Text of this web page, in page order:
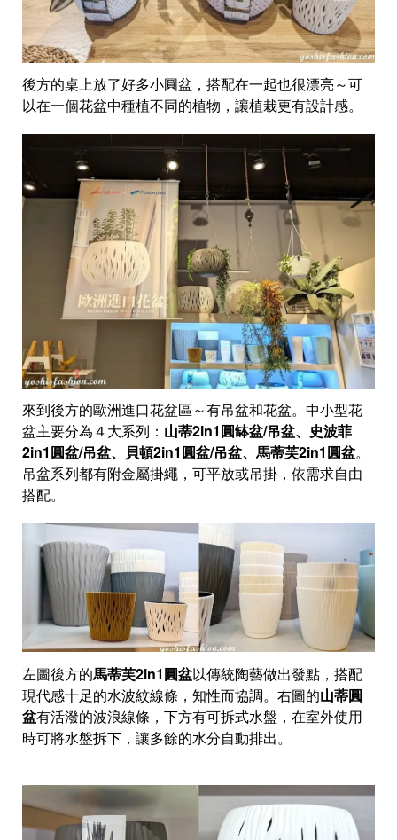
後方的桌上放了好多小圓盆，搭配在一起也很漂亮～可
以在一個花盆中種植不同的植物，讓植栽更有設計感。
來到後方的歐洲進口花盆區～有吊盆和花盆。中小型花
盆主要分為４大系列： 山蒂2in1圓缽盆/吊盆、史波菲
2in1圓盆/吊盆、貝頓2in1圓盆/吊盆、馬蒂芙2in1圓盆。
吊盆系列都有附金屬掛繩，可平放或吊掛，依需求自由
搭配。
左圖後方的馬蒂芙2in1圓盆以傳統陶藝做出發點，搭配
現代感十足的水波紋線條，知性而協調。右圖的山蒂圓
盆有活潑的波浪線條，下方有可拆式水盤，在室外使用
時可將水盤拆下，讓多餘的水分自動排出。